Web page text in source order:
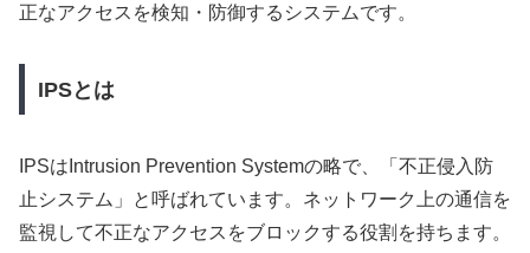
正なアクセスを検知・防御するシステムです。
IPSとは
IPSはIntrusion Prevention Systemの略で、「不正侵入防
止システム」と呼ばれています。ネットワーク上の通信を
監視して不正なアクセスをブロックする役割を持ちます。